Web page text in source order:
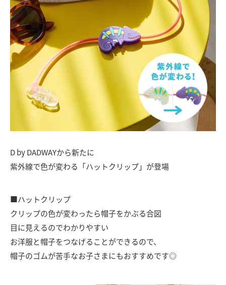
D by DADWAYから新たに
紫外線で色が変わる「ハットクリップ」が登場
■ハットクリップ
クリップの色が変わったら帽子をかぶる合図
目に見えるのでわかりやすい
お洋服と帽子をつなげることができるので、
帽子のゴムが苦手なお子さまにもおすすめです◎